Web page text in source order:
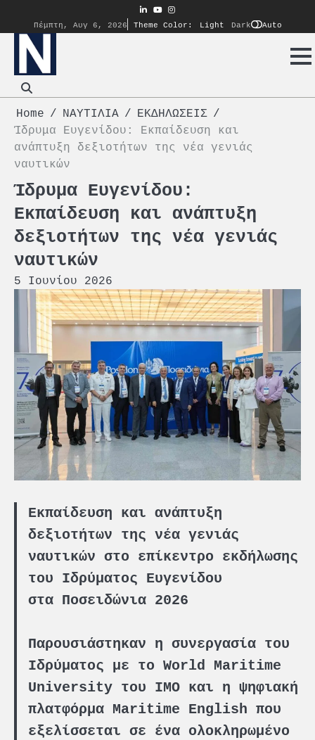
content
linkedin
youtube
instagram
Πέμπτη, Αυγ 6, 2026
Theme Color: Light Dark Auto
Home ΝΑΥΤΙΛΙΑ
ΕΚΔΗΛΩΣΕΙΣ
Ίδρυμα Ευγενίδου: Εκπαίδευση και
ανάπτυξη δεξιοτήτων της νέα γενιάς
ναυτικών
Ίδρυμα Ευγενίδου:
Εκπαίδευση και ανάπτυξη
δεξιοτήτων της νέα γενιάς
ναυτικών
5 Ιουνίου 2026
Εκπαίδευση και ανάπτυξη
δεξιοτήτων της νέα γενιάς
ναυτικών στο επίκεντρο εκδήλωσης
του Ιδρύματος Ευγενίδου
στα Ποσειδώνια 2026
Παρουσιάστηκαν η συνεργασία του
Ιδρύματος με το World Maritime
University του IMO και η ψηφιακή
πλατφόρμα Maritime English που
εξελίσσεται σε ένα ολοκληρωμένο